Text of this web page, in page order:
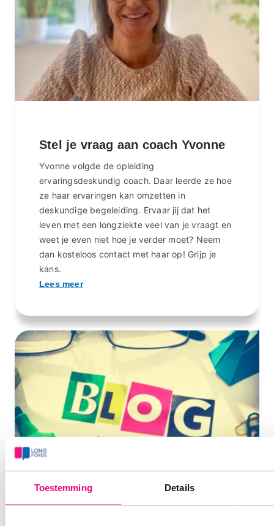
Toestemming Details
Stel je vraag aan coach Yvonne
Yvonne volgde de opleiding
ervaringsdeskundig coach. Daar leerde ze hoe
ze haar ervaringen kan omzetten in
deskundige begeleiding. Ervaar jij dat het
leven met een longziekte veel van je vraagt en
weet je even niet hoe je verder moet? Neem
dan kosteloos contact met haar op! Grijp je
kans.
Lees meer
Afbeelding